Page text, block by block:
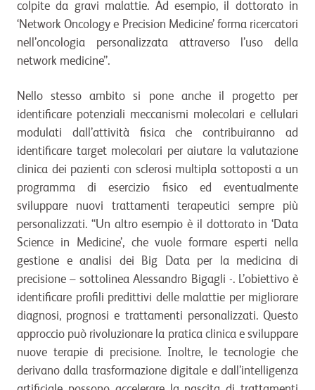
colpite da gravi malattie. Ad esempio, il dottorato in
‘Network Oncology e Precision Medicine’ forma ricercatori
nell’oncologia personalizzata attraverso l’uso della
network medicine”.
Nello stesso ambito si pone anche il progetto per
identificare potenziali meccanismi molecolari e cellulari
modulati dall’attività fisica che contribuiranno ad
identificare target molecolari per aiutare la valutazione
clinica dei pazienti con sclerosi multipla sottoposti a un
programma di esercizio fisico ed eventualmente
sviluppare nuovi trattamenti terapeutici sempre più
personalizzati. “Un altro esempio è il dottorato in ‘Data
Science in Medicine’, che vuole formare esperti nella
gestione e analisi dei Big Data per la medicina di
precisione – sottolinea Alessandro Bigagli -. L’obiettivo è
identificare profili predittivi delle malattie per migliorare
diagnosi, prognosi e trattamenti personalizzati. Questo
approccio può rivoluzionare la pratica clinica e sviluppare
nuove terapie di precisione. Inoltre, le tecnologie che
derivano dalla trasformazione digitale e dall’intelligenza